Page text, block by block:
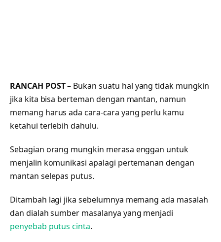
RANCAH POST– Bukan suatu hal yang tidak mungkin
jika kita bisa berteman dengan mantan, namun
memang harus ada cara-cara yang perlu kamu
ketahui terlebih dahulu.
Sebagian orang mungkin merasa enggan untuk
menjalin komunikasi apalagi pertemanan dengan
mantan selepas putus.
Ditambah lagi jika sebelumnya memang ada masalah
dan dialah sumber masalanya yang menjadi
penyebab putus cinta.